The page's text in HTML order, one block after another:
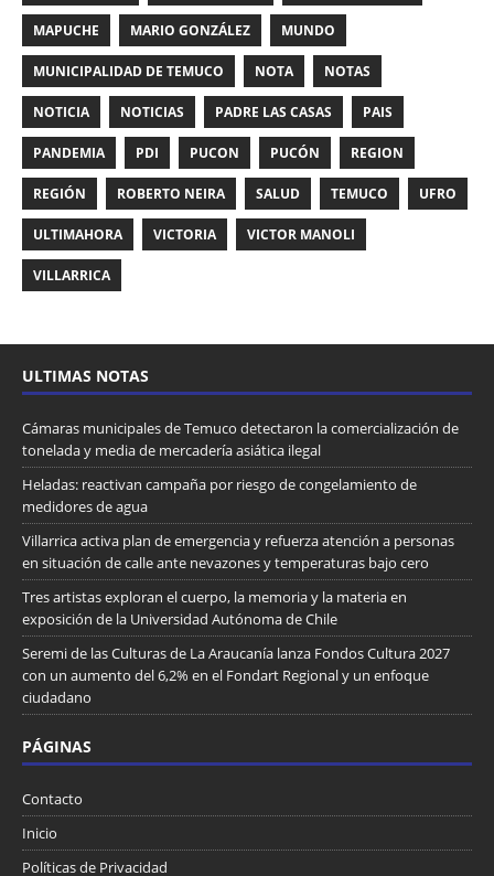
MAPUCHE MARIO GONZÁLEZ MUNDO
MUNICIPALIDAD DE TEMUCO NOTA NOTAS
NOTICIA NOTICIAS PADRE LAS CASAS PAIS
PANDEMIA PDI PUCON PUCÓN REGION
REGIÓN ROBERTO NEIRA SALUD TEMUCO UFRO
ULTIMAHORA VICTORIA VICTOR MANOLI
VILLARRICA
ULTIMAS NOTAS
Cámaras municipales de Temuco detectaron la comercialización de
tonelada y media de mercadería asiática ilegal
Heladas: reactivan campaña por riesgo de congelamiento de
medidores de agua
Villarrica activa plan de emergencia y refuerza atención a personas
en situación de calle ante nevazones y temperaturas bajo cero
Tres artistas exploran el cuerpo, la memoria y la materia en
exposición de la Universidad Autónoma de Chile
Seremi de las Culturas de La Araucanía lanza Fondos Cultura 2027
con un aumento del 6,2% en el Fondart Regional y un enfoque
ciudadano
PÁGINAS
Contacto
Inicio
Políticas de Privacidad